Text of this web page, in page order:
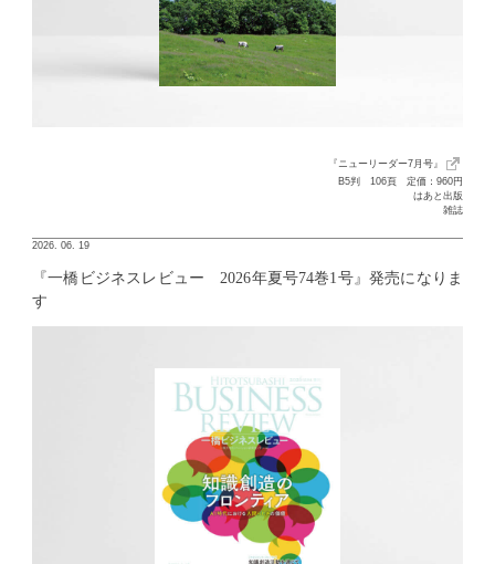
『ニューリーダー7月号』
B5判 106頁 定価：960円
はあと出版
雑誌
2026. 06. 19
『一橋ビジネスレビュー 2026年夏号74巻1号』発売になりま
す